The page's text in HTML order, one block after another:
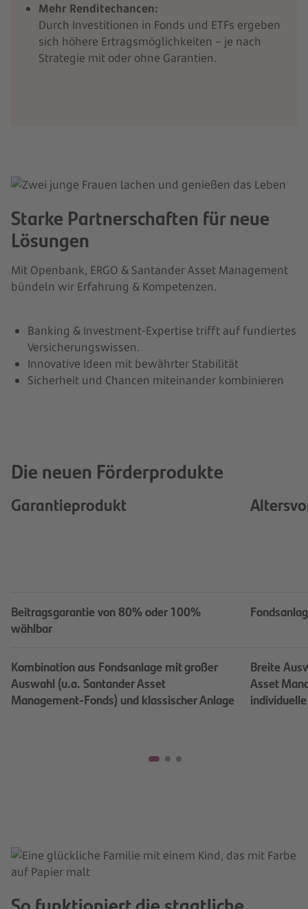
Mehr Renditechancen:
Durch Investitionen in Fonds und ETFs ergeben
sich höhere Ertragsmöglichkeiten – je nach
Strategie mit oder ohne Garantien.
Starke Partnerschaften für neue
Lösungen
Mit Openbank, ERGO & Santander Asset Management
bündeln wir Erfahrung & Kompetenzen.
Banking & Investment-Expertise trifft auf fundiertes
Versicherungswissen.
Innovative Ideen mit bewährter Stabilität
Sicherheit und Chancen miteinander kombinieren
Die neuen Förderprodukte
Garantieprodukt
Beitragsgarantie von 80% oder 100%
wählbar
Kombination aus Fondsanlage mit großer
Auswahl (u.a. Santander Asset
Management-Fonds) und klassischer Anlage
Breite
Asset